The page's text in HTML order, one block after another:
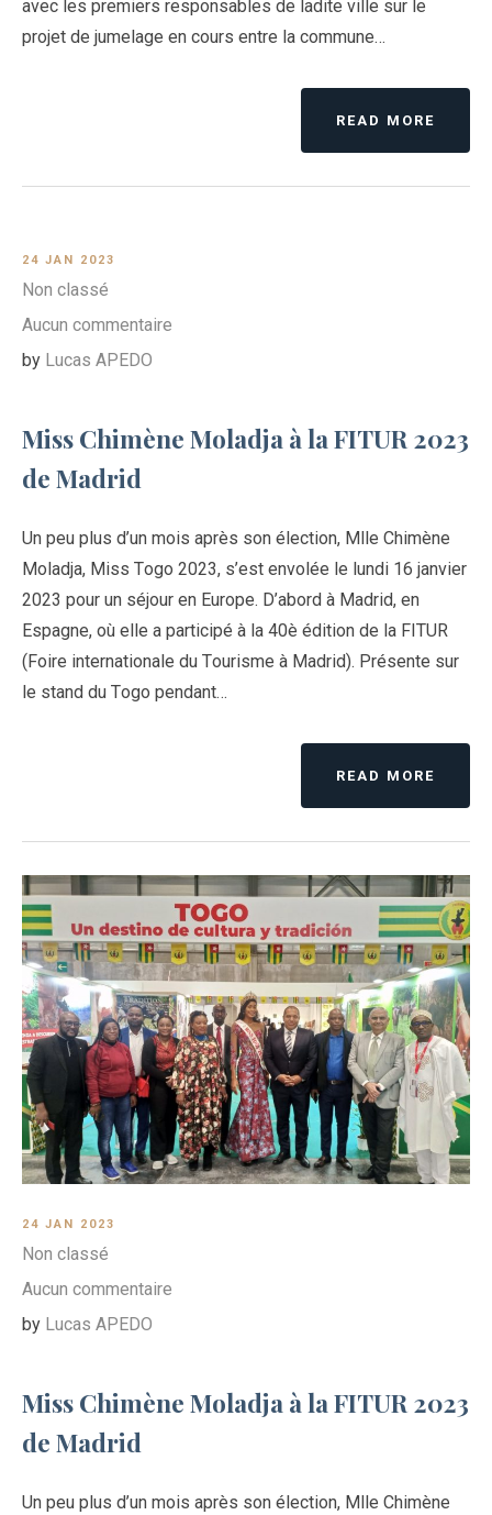
avec les premiers responsables de ladite ville sur le
projet de jumelage en cours entre la commune…
READ MORE
24 JAN 2023
Non classé
Aucun commentaire
by Lucas APEDO
Miss Chimène Moladja à la FITUR 2023
de Madrid
Un peu plus d’un mois après son élection, Mlle Chimène
Moladja, Miss Togo 2023, s’est envolée le lundi 16 janvier
2023 pour un séjour en Europe. D’abord à Madrid, en
Espagne, où elle a participé à la 40è édition de la FITUR
(Foire internationale du Tourisme à Madrid). Présente sur
le stand du Togo pendant…
READ MORE
24 JAN 2023
Non classé
Aucun commentaire
by Lucas APEDO
Miss Chimène Moladja à la FITUR 2023
de Madrid
Un peu plus d’un mois après son élection, Mlle Chimène